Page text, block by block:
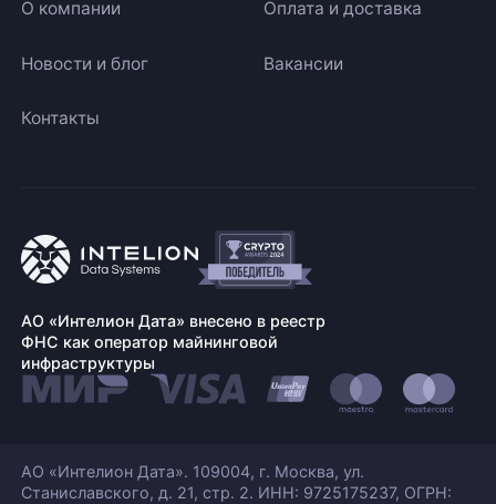
О компании Оплата и доставка
Новости и блог Вакансии
Контакты
АО «Интелион Дата» внесено в реестр
ФНС как оператор майнинговой
инфраструктуры
АО «Интелион Дата». 109004, г. Москва, ул.
Станиславского, д. 21, стр. 2. ИНН: 9725175237, ОГРН: